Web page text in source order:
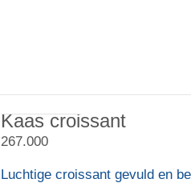
Kaas croissant
267.000
Luchtige croissant gevuld en